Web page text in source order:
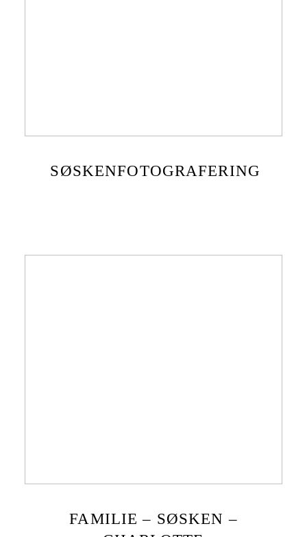
SØSKENFOTOGRAFERING
FAMILIE – SØSKEN –